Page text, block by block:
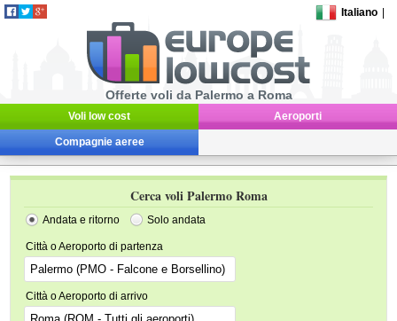
Italiano
Offerte voli da Palermo a Roma
Voli low cost Aeroporti
Compagnie aeree
Cerca voli Palermo Roma
Andata e ritorno Solo andata
Città o Aeroporto di partenza
Città o Aeroporto di arrivo